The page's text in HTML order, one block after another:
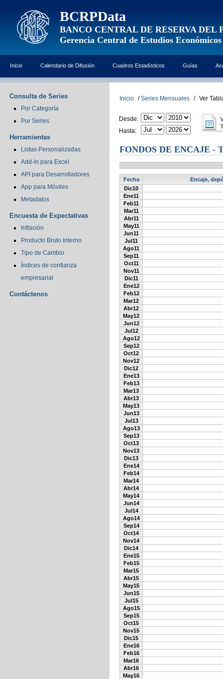
BCRPData
BANCO CENTRAL DE RESERVA DEL
Gerencia Central de Estudios Económicos
Inicio Calendario de Difusión Cuadros Estadísticos Guías
Consulta de Series
Por Categoría
Por Series
Herramientas
Listas Personalizadas
Add-In para Excel
API para Desarrolladores
App para Móviles
Metadatos
Encuesta de Expectativas
Inflación
Producto Bruto Interno
Tipo de Cambio
Índices de confianza
empresarial
Contáctenos
Inicio / Series Mensuales / Ver
Desde:
Hasta:
FONDOS DE ENCAJE -
Fecha
Encaje,
Dic10
Ene11
Feb11
Mar11
Abr11
May11
Jun11
Jul11
Ago11
Sep11
Oct11
Nov11
Dic11
Ene12
Feb12
Mar12
Abr12
May12
Jun12
Jul12
Ago12
Sep12
Oct12
Nov12
Dic12
Ene13
Feb13
Mar13
Abr13
May13
Jun13
Jul13
Ago13
Sep13
Oct13
Nov13
Dic13
Ene14
Feb14
Mar14
Abr14
May14
Jun14
Jul14
Ago14
Sep14
Oct14
Nov14
Dic14
Ene15
Feb15
Mar15
Abr15
May15
Jun15
Jul15
Ago15
Sep15
Oct15
Nov15
Dic15
Ene16
Feb16
Mar16
Abr16
May16